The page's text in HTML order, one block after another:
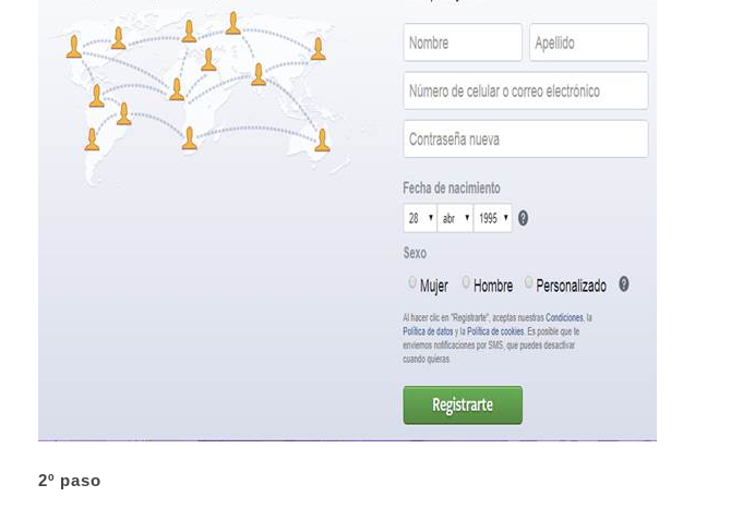
2º paso